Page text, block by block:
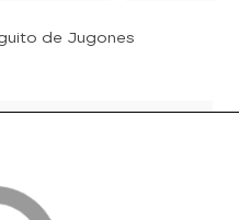
de Jugones